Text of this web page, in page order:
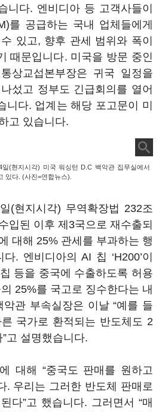
니다. 엔비디아 등 고객사들이
를 공급하는 국내 업체들에게
있고, 향후 관세 범위와 폭이
때문입니다. 미국을 방문 중인
상교섭본부장은 귀국 일정을
섰고 정부도 긴급회의를 열어
니다. 업계는 해당 포고문이 미
고 있습니다.
(현지시각) 미국 워싱턴 D.C 백악관 집무실에서
있다. (사진=연합뉴스).
(현지시각) 무역확장법 232조
입된 이후 제3국으로 재수출되
대해 25% 관세를 부과하는 행
. 엔비디아의 AI 칩 ‘H200’이
칩 등을 중국에 수출하도록 허용
25%를 국고로 징수한다는 내
관 부속실장은 이날 “예를 들
국가로 환적되는 반도체도 2
고 설명했습니다.
대해 “중국도 판매를 원하고
. 우리는 그러한 반도체 판매로
다”고 했습니다. 그러면서 “매